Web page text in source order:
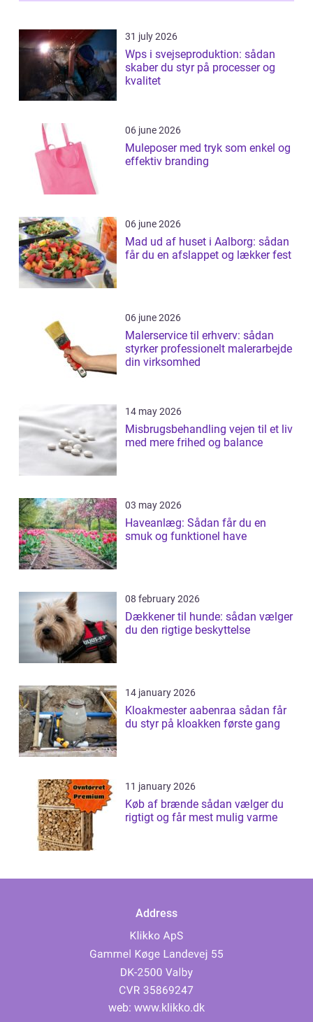
31 july 2026
Wps i svejseproduktion: sådan
skaber du styr på processer og
kvalitet
06 june 2026
Muleposer med tryk som enkel og
effektiv branding
06 june 2026
Mad ud af huset i Aalborg: sådan
får du en afslappet og lækker fest
06 june 2026
Malerservice til erhverv: sådan
styrker professionelt malerarbejde
din virksomhed
14 may 2026
Misbrugsbehandling vejen til et liv
med mere frihed og balance
03 may 2026
Haveanlæg: Sådan får du en
smuk og funktionel have
08 february 2026
Dækkener til hunde: sådan vælger
du den rigtige beskyttelse
14 january 2026
Kloakmester aabenraa sådan får
du styr på kloakken første gang
11 january 2026
Køb af brænde sådan vælger du
rigtigt og får mest mulig varme
Address
web: www.klikko.dk